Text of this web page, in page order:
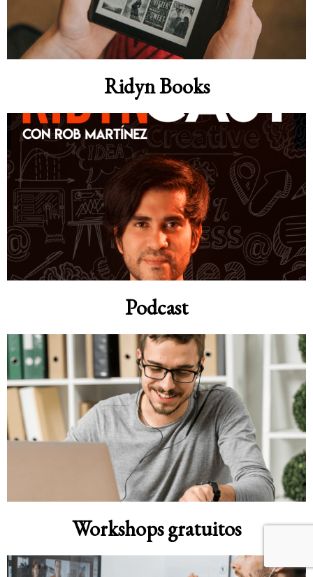
Ridyn Books
Podcast
Workshops gratuitos